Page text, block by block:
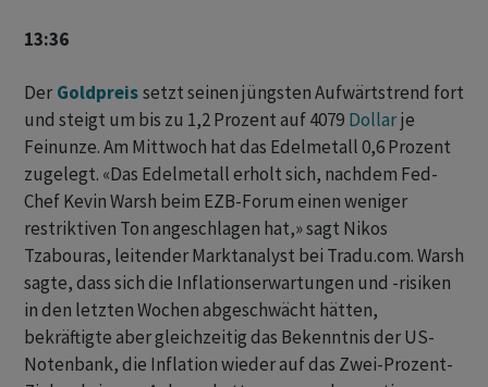
13:36
Der Goldpreissetzt ⁠seinen jüngsten Aufwärtstrend fort
und steigt um bis zu 1,2 Prozent ⁠auf 4079 Dollarje
Feinunze. Am Mittwoch hat das Edelmetall 0,6 Prozent
zugelegt. «Das ‌Edelmetall erholt sich, nachdem Fed-
Chef Kevin Warsh beim ‌EZB-Forum einen weniger
restriktiven Ton ​angeschlagen hat,» sagt Nikos
Tzabouras, leitender Marktanalyst bei Tradu.com. Warsh
sagte, dass sich die Inflationserwartungen und -risiken
in den letzten Wochen abgeschwächt hätten,
bekräftigte aber gleichzeitig das Bekenntnis der US-
Notenbank, die Inflation wieder auf ‌das Zwei-Prozent-